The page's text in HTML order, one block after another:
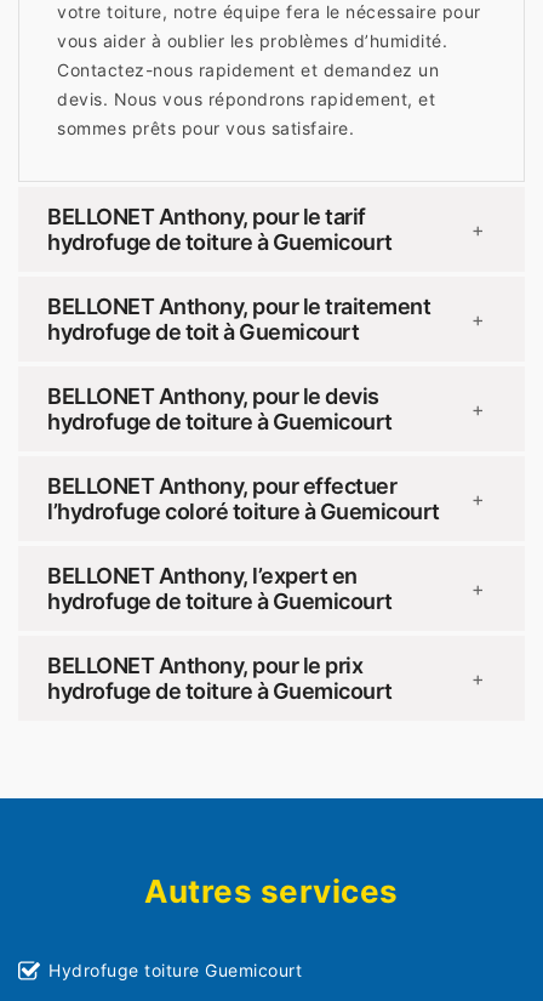
votre toiture, notre équipe fera le nécessaire pour
vous aider à oublier les problèmes d’humidité.
Contactez-nous rapidement et demandez un
devis. Nous vous répondrons rapidement, et
sommes prêts pour vous satisfaire.
BELLONET Anthony, pour le tarif
hydrofuge de toiture à Guemicourt
+
BELLONET Anthony, pour le traitement
hydrofuge de toit à Guemicourt
+
BELLONET Anthony, pour le devis
hydrofuge de toiture à Guemicourt
+
BELLONET Anthony, pour effectuer
l’hydrofuge coloré toiture à Guemicourt
+
BELLONET Anthony, l’expert en
hydrofuge de toiture à Guemicourt
+
BELLONET Anthony, pour le prix
hydrofuge de toiture à Guemicourt
+
Autres services
Hydrofuge toiture Guemicourt